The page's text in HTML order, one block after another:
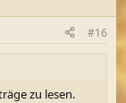
#16
zu lesen.